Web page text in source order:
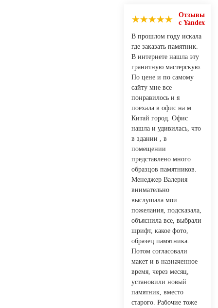
Отзывы
с Yandex
В прошлом году искала
где заказать памятник.
В интернете нашла эту
гранитную мастерскую.
По цене и по самому
сайту мне все
понравилось и я
поехала в офис на м
Китай город. Офис
нашла и удивилась, что
в здании , в
помещении
представлено много
образцов памятников.
Менеджер Валерия
внимательно
выслушала мои
пожелания, подсказала,
объяснила все, выбрали
шрифт, какое фото,
образец памятника.
Потом согласовали
макет и в назначенное
время, через месяц,
установили новый
памятник, вместо
старого. Рабочие тоже